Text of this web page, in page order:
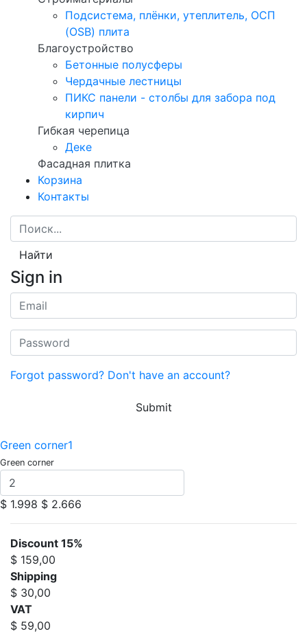
Подсистема, плёнки, утеплитель, ОСП
(OSB) плита
Благоустройство
Бетонные полусферы
Чердачные лестницы
ПИКС панели - столбы для забора под
кирпич
Гибкая черепица
Деке
Фасадная плитка
Корзина
Контакты
Найти
Sign in
Forgot password? Don't have an account?
Submit
Green corner1
Green corner
$ 1.998 $ 2.666
Discount 15%
$ 159,00
Shipping
$ 30,00
VAT
$ 59,00